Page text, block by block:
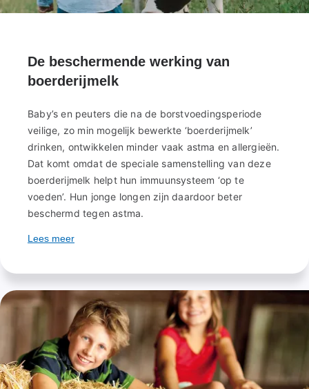
De beschermende werking van
boerderijmelk
Baby’s en peuters die na de borstvoedingsperiode
veilige, zo min mogelijk bewerkte ‘boerderijmelk’
drinken, ontwikkelen minder vaak astma en allergieën.
Dat komt omdat de speciale samenstelling van deze
boerderijmelk helpt hun immuunsysteem ‘op te
voeden’. Hun jonge longen zijn daardoor beter
beschermd tegen astma.
Lees meer